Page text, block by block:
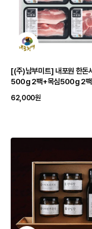
[(주)남부미트] 내포원 한돈
500g 2팩+목심500g 2팩
62,000원